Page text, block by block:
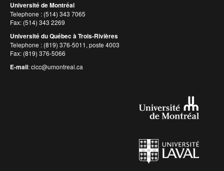
Université de Montréal
Telephone : (514) 343 7065
Fax: (514) 343 2269
Université du Québec à Trois-Rivières
Telephone : (819) 376-5011, poste 4003
Fax: (819) 376-5066
E-mail:cicc@umontreal.ca